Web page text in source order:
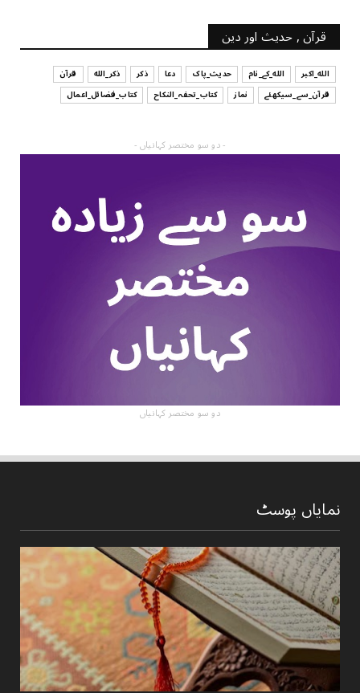
قرآن , حدیث اور دین
الله_اکبر الله_کے_نام حدیث_پاک دعا ذکر ذکر_الله
قرآن
قرآن_سے_سیکھئے
نماز کتاب_تحفہ_النکاح کتاب_فضائل_اعمال
- دو سو مختصر کہانیاں -
دو سو مختصر کہانیاں
نمایاں پوسٹ